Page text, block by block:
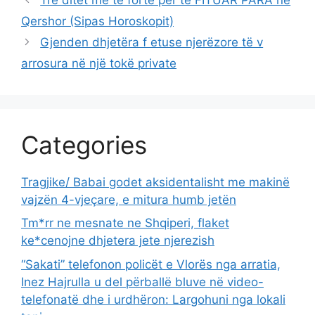
Qershor (Sipas Horoskopit)
Gjenden dhjetëra f etuse njerëzore të v
arrosura në një tokë private
Categories
Tragjike/ Babai godet aksidentalisht me makinë
vajzën 4-vjeçare, e mitura humb jetën
Tm*rr ne mesnate ne Shqiperi, flaket
ke*cenojne dhjetera jete njerezish
“Sakati” telefonon policët e Vlorës nga arratia,
Inez Hajrulla u del përballë bluve në video-
telefonatë dhe i urdhëron: Largohuni nga lokali